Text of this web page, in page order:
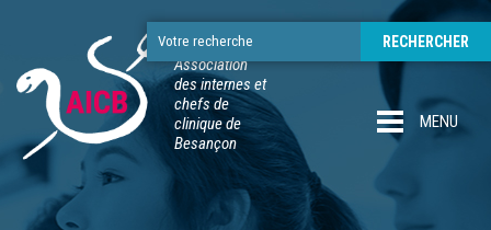
Association
des internes et
chefs de
clinique de
Besançon
MENU